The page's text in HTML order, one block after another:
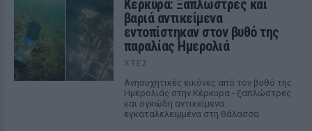
Κέρκυρα: Ξαπλώστρες και
βαριά αντικείμενα
εντοπίστηκαν στον βυθό της
παραλίας Ημερολιά
ΧΤΕΣ
Ανησυχητικές εικόνες από τον βυθό της
Ημερολιάς στην Κέρκυρα - ξαπλώστρες
και ογκώδη αντικείμενα
εγκαταλελειμμένα στη θάλασσα